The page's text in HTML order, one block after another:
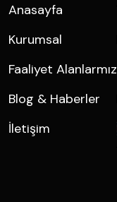
Anasayfa
Kurumsal
Faaliyet Alanlarmız
Blog & Haberler
İletişim